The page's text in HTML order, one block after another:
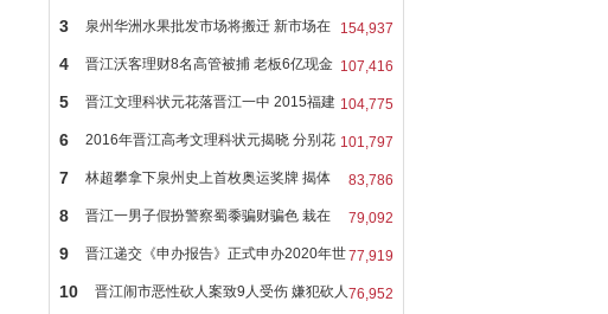
154,937
3 泉州华洲水果批发市场将搬迁 新市场在
107,416
4 晋江沃客理财8名高管被捕 老板6亿现金
104,775
5 晋江文理科状元花落晋江一中 2015福建
101,797
6 2016年晋江高考文理科状元揭晓 分别花
83,786
7 林超攀拿下泉州史上首枚奥运奖牌 揭体
79,092
8 晋江一男子假扮警察蜀黍骗财骗色 栽在
77,919
9 晋江递交《申办报告》正式申办2020年世
76,952
10 晋江闹市恶性砍人案致9人受伤 嫌犯砍人